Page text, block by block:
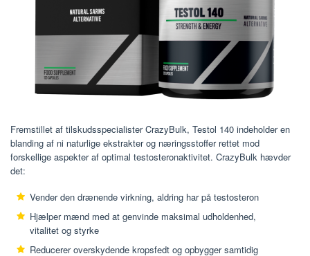
Fremstillet af tilskudsspecialister CrazyBulk, Testol 140 indeholder en
blanding af ni naturlige ekstrakter og næringsstoffer rettet mod
forskellige aspekter af optimal testosteronaktivitet. CrazyBulk hævder
det:
Vender den drænende virkning, aldring har på testosteron
Hjælper mænd med at genvinde maksimal udholdenhed,
vitalitet og styrke
Reducerer overskydende kropsfedt og opbygger samtidig